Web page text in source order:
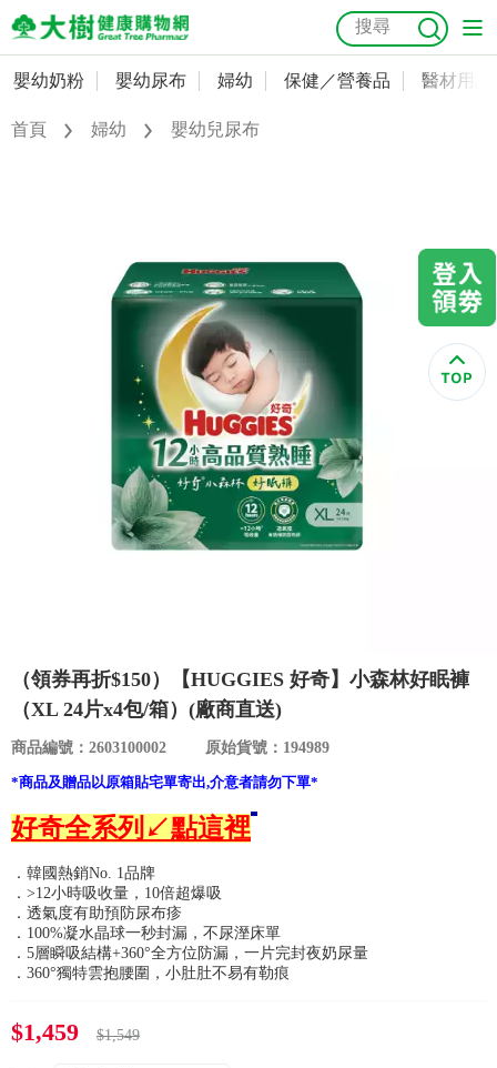
嬰幼奶粉
食品／健康食補
優惠活動
關於我們
合作提案
購物流程
會員專區
會員資料及密碼修改
嬰幼奶粉 嬰幼尿布 婦幼 保健／營養品 醫材用品
首頁 婦幼 嬰幼兒尿布
（領券再折$150）【HUGGIES 好奇】小森林好眠褲
（XL 24片x4包/箱）(廠商直送)
商品編號：2603100002 原始貨號：194989
*商品及贈品以原箱貼宅單寄出,介意者請勿下單*
好奇全系列↙點這裡
．韓國熱銷No. 1品牌
．>12小時吸收量，10倍超爆吸
．透氣度有助預防尿布疹
．100%凝水晶球一秒封漏，不尿溼床單
．5層瞬吸結構+360°全方位防漏，一片完封夜奶尿量
．360°獨特雲抱腰圍，小肚肚不易有勒痕
$1,459 $1,549